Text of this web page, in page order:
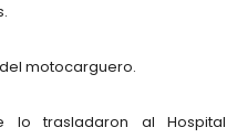
motocarguero.
lo trasladaron al Hospital